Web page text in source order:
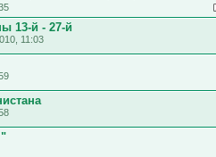
13-й - 27-й
11:03